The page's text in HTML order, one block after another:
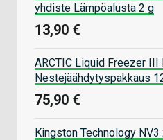
yhdiste Lämpöalusta 2 g
13,90 €
ARCTIC Liquid Freezer
Nestejäähdytyspakkaus
75,90 €
Kingston Technology